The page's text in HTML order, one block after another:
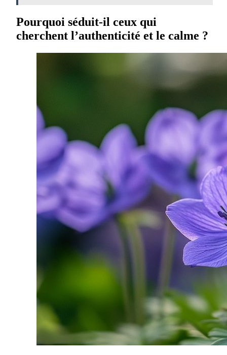
Pourquoi séduit-il ceux qui
cherchent l’authenticité et le calme ?